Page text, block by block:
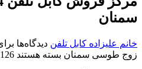
سمنان
خانم علیزاده کابل تلفن دیدگاه‌ها
زوج طوسی سمنان بسته هستند 126 بازدید